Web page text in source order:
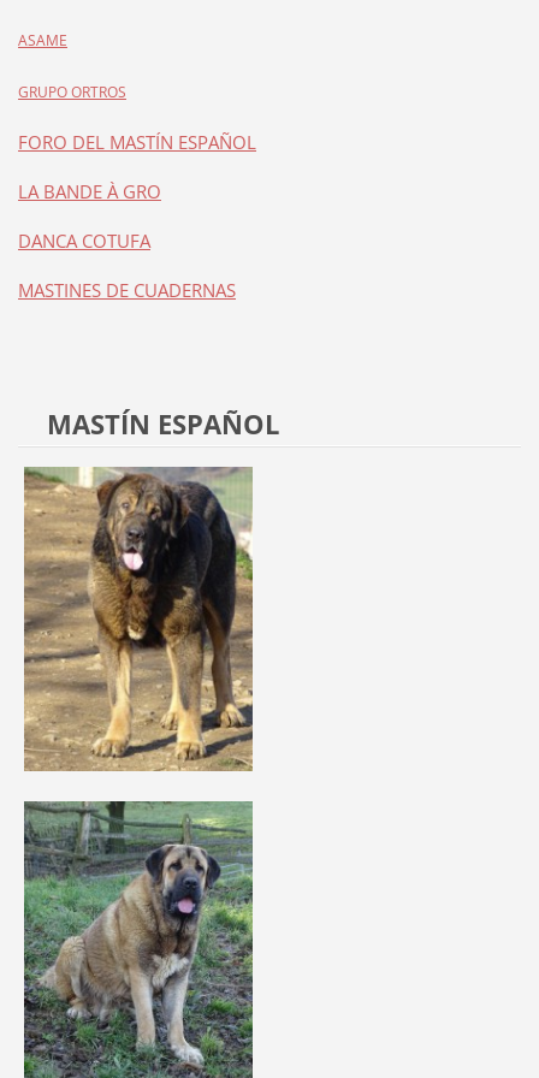
ASAME
GRUPO ORTROS
FORO DEL MASTÍN ESPAÑOL
LA BANDE À GRO
DANCA COTUFA
MASTINES DE CUADERNAS
MASTÍN ESPAÑOL